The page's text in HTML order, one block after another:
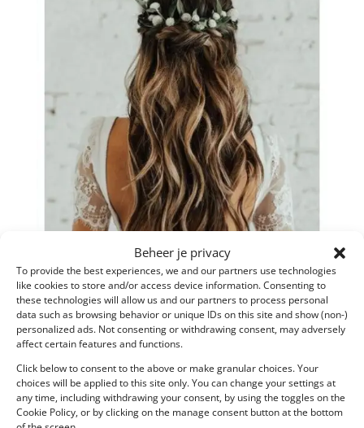
Beheer je privacy
To provide the best experiences, we and our partners use technologies
like cookies to store and/or access device information. Consenting to
these technologies will allow us and our partners to process personal
data such as browsing behavior or unique IDs on this site and show (non-)
personalized ads. Not consenting or withdrawing consent, may adversely
affect certain features and functions.
Click below to consent to the above or make granular choices. Your
choices will be applied to this site only. You can change your settings at
any time, including withdrawing your consent, by using the toggles on the
Cookie Policy, or by clicking on the manage consent button at the bottom
Wedding fashion trends 2021
doorliesbet|apr 20, 2021|Blog